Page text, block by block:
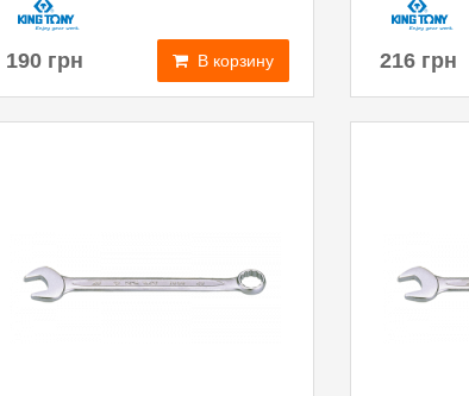
190 грн В корзину 216 грн